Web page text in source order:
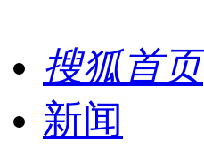
搜狐首页
新闻